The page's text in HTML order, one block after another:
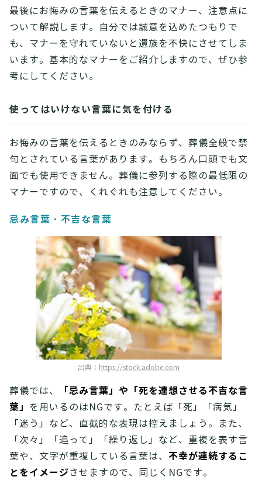
最後にお悔みの言葉を伝えるときのマナー、注意点に
ついて解説します。自分では誠意を込めたつもりで
も、マナーを守れていないと遺族を不快にさせてしま
います。基本的なマナーをご紹介しますので、ぜひ参
考にしてください。
使ってはいけない言葉に気を付ける
お悔みの言葉を伝えるときのみならず、葬儀全般で禁
句とされている言葉があります。もちろん口頭でも文
面でも使用できません。葬儀に参列する際の最低限の
マナーですので、くれぐれも注意してください。
忌み言葉・不吉な言葉
出典： https://stock.adobe.com
葬儀では、
「忌み言葉」や「死を連想させる不吉な言
葉」
を用いるのはNGです。たとえば「死」「病気」
「迷う」など、直截的な表現は控えましょう。また、
「次々」「追って」「繰り返し」など、重複を表す言
葉や、文字が重複している言葉は、 不幸が連続するこ
とをイメージさせますので、同じくNGです。